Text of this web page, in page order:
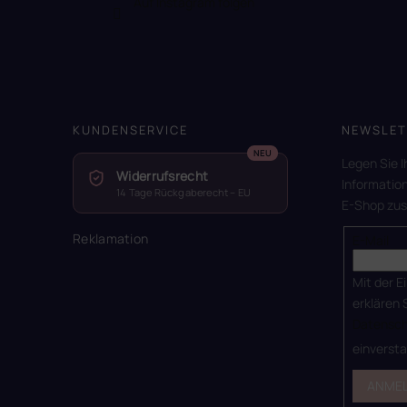
KUNDENSERVICE
Widerrufsrecht
14 Tage Rückgaberecht – EU
Reklamation
Legen Sie
E-Shop
Mit der
erklären